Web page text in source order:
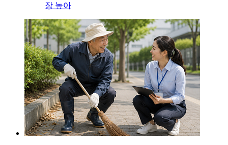
장 높아